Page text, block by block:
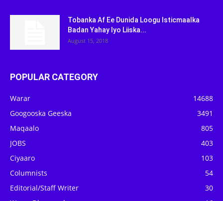
Tobanka Af Ee Dunida Loogu Isticmaalka
Badan Yahay Iyo Liiska...
August 15, 2018
POPULAR CATEGORY
Warar
14688
Googooska Geeska
3491
Maqaalo
805
JOBS
403
Ciyaaro
103
Columnists
54
Editorial/Staff Writer
30